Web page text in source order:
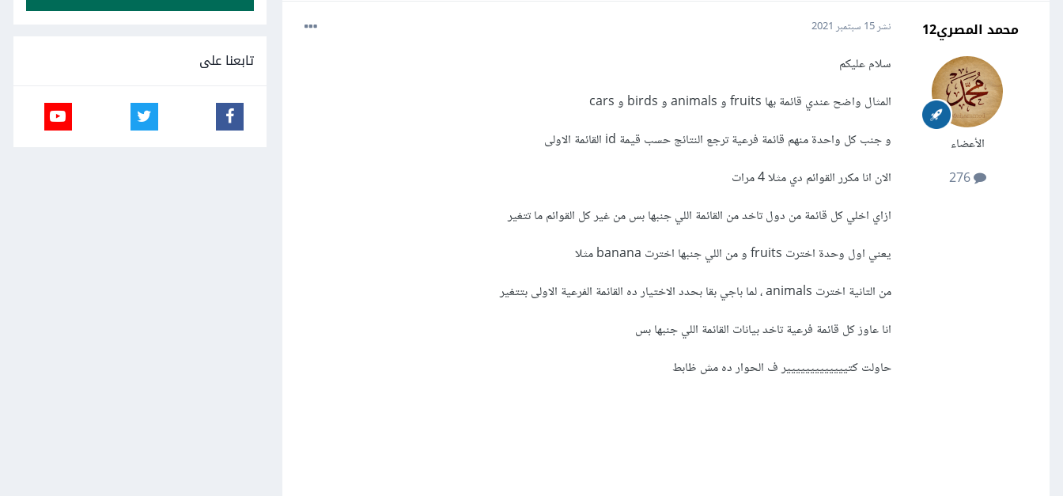
محمد المصري12
الأعضاء
276
نشر15 سبتمبر 2021
سلام عليكم
المثال واضح عندي قائمة بها fruits و animals و birds و cars
و جنب كل واحدة منهم قائمة فرعية ترجع النتائج حسب قيمة id القائمة الاولى
الان انا مكرر القوائم دي مثلا 4 مرات
ازاي اخلي كل قائمة من دول تاخد من القائمة اللي جنبها بس من غير كل القوائم ما تتغير
يعني اول وحدة اخترت fruits و من اللي جنبها اخترت banana مثلا
من التانية اخترت animals ، لما باجي بقا بحدد الاختيار ده القائمة الفرعية الاولى بتتغير
انا عاوز كل قائمة فرعية تاخد بيانات القائمة اللي جنبها بس
حاولت كتييييييييييييير ف الحوار ده مش ظابط
تابعنا على